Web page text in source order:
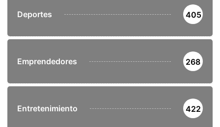
Deportes 405
Emprendedores 268
Entretenimiento 422